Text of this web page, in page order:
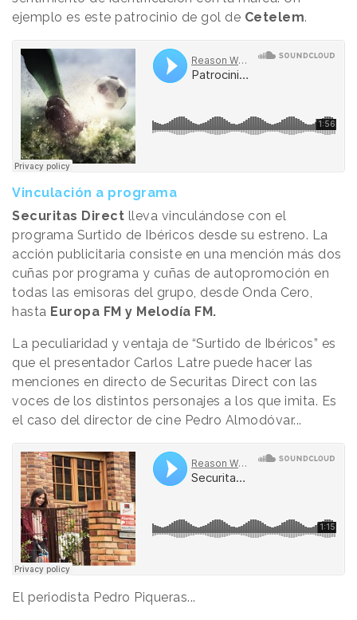
ejemplo es este patrocinio de gol de Cetelem.
Vinculación a programa
Securitas Direct lleva vinculándose con el
programa Surtido de Ibéricos desde su estreno. La
acción publicitaria consiste en una mención más dos
cuñas por programa y cuñas de autopromoción en
todas las emisoras del grupo, desde Onda Cero,
hasta Europa FM y Melodía FM.
La peculiaridad y ventaja de “Surtido de Ibéricos” es
que el presentador Carlos Latre puede hacer las
menciones en directo de Securitas Direct con las
voces de los distintos personajes a los que imita. Es
el caso del director de cine Pedro Almodóvar...
El periodista Pedro Piqueras...